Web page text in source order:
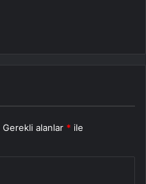
Gerekli alanlar * ile